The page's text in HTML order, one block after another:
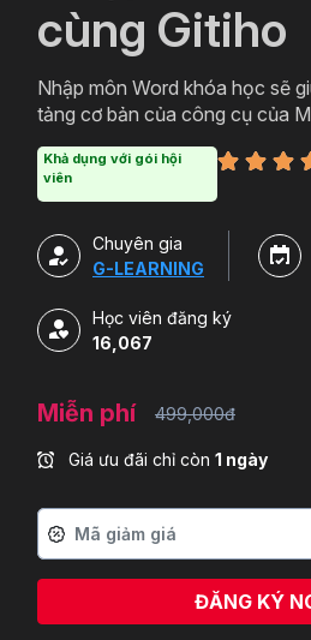
cùng Gitiho
Nhập môn Word khóa học sẽ
tảng cơ bản của công cụ của
soạn thảo các loại văn bản từ
hành chính, thậm chí cả các
Gitiho ngay hôm nay nào.
Khả dụng với gói hội
viên
Chuyên gia
G-LEARNING
Học viên đăng ký
16,067
Miễn phí 499,000đ
Giá ưu đãi chỉ còn 1 ngày
ĐĂNG KÝ